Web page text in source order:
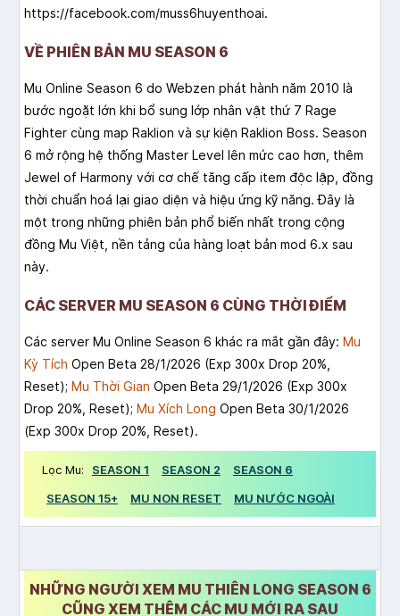
https://facebook.com/muss6huyenthoai.
VỀ PHIÊN BẢN MU SEASON 6
Mu Online Season 6 do Webzen phát hành năm 2010 là
bước ngoặt lớn khi bổ sung lớp nhân vật thứ 7 Rage
Fighter cùng map Raklion và sự kiện Raklion Boss. Season
6 mở rộng hệ thống Master Level lên mức cao hơn, thêm
Jewel of Harmony với cơ chế tăng cấp item độc lập, đồng
thời chuẩn hoá lại giao diện và hiệu ứng kỹ năng. Đây là
một trong những phiên bản phổ biến nhất trong cộng
đồng Mu Việt, nền tảng của hàng loạt bản mod 6.x sau
này.
CÁC SERVER MU SEASON 6 CÙNG THỜI ĐIỂM
Các server Mu Online Season 6 khác ra mắt gần đây: Mu
Kỳ Tích Open Beta 28/1/2026 (Exp 300x Drop 20%,
Reset); Mu Thời Gian Open Beta 29/1/2026 (Exp 300x
Drop 20%, Reset); Mu Xích Long Open Beta 30/1/2026
(Exp 300x Drop 20%, Reset).
Lọc Mu: SEASON 1 SEASON 2
SEASON 6
SEASON 15+
MU NON RESET MU NƯỚC NGOÀI
NHỮNG NGƯỜI XEM MU THIÊN LONG SEASON 6
CŨNG XEM THÊM CÁC MU MỚI RA SAU